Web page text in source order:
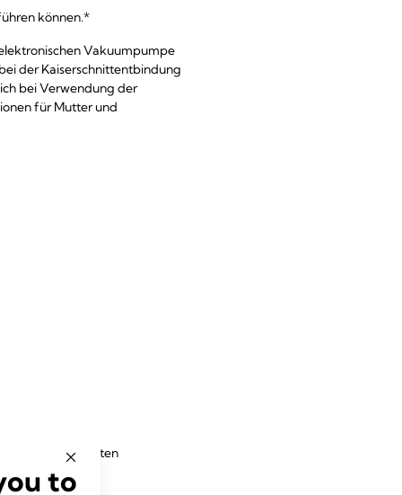
können.*
Vakuumpumpe
der Kaiserschnittentbindung
bei Verwendung der
für Mutter und
to